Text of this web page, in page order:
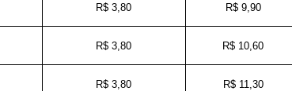
R$ 3,80 R$ 9,90
R$ 3,80 R$ 10,60
R$ 3,80 R$ 11,30